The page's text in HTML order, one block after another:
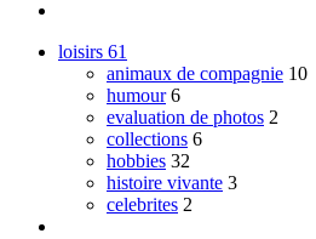
loisirs 61
animaux de compagnie 10
humour 6
evaluation de photos 2
collections 6
hobbies 32
histoire vivante 3
celebrites 2